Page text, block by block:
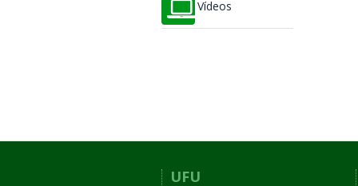
Vídeos
UFU